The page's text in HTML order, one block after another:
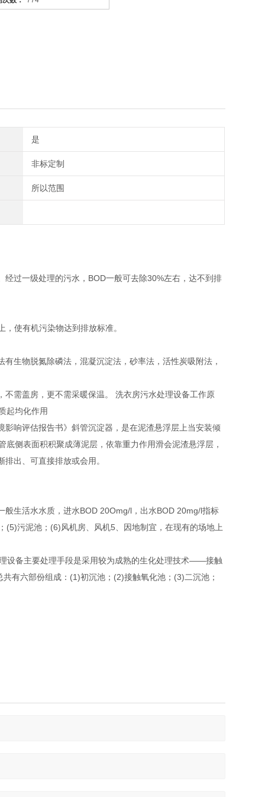
是
非标定制
所以范围
过一级处理的污水，BOD一般可去除30%左右，达不到排
使有机污染物达到排放标准。
生物脱氮除磷法，混凝沉淀法，砂率法，活性炭吸附法，
需盖房，更不需采暖保温。 洗衣房污水处理设备工作原
起均化作用
响评估报告书》斜管沉淀器，是在泥渣悬浮层上当安装倾
侧表面积积聚成薄泥层，依靠重力作用滑会泥渣悬浮层，
排出、可直接排放或会用。
生活水水质，进水BOD 20Omg/l，出水BOD 20mg/l指标
污泥池；(6)风机房、风机5、因地制宜，在现有的场地上
备主要处理手段是采用较为成熟的生化处理技术——接触
有六部份组成：(1)初沉池；(2)接触氧化池；(3)二沉池；